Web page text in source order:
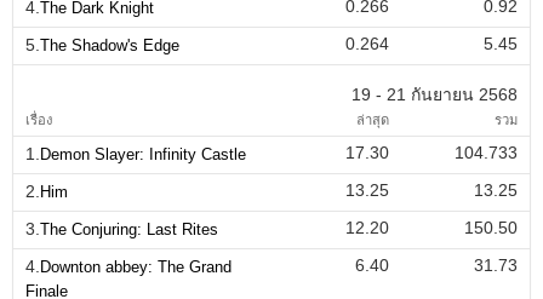
4. The Dark Knight 0.266
0.92
5. The Shadow's Edge 0.264 5.45
19 - 21 กันยายน 2568
เรื่อง ล่าสุด รวม
1. Demon Slayer: Infinity Castle 17.30
104.733
2. Him 13.25
13.25
3. The Conjuring: Last Rites 12.20
150.50
4. Downton abbey: The Grand
Finale
6.40 31.73